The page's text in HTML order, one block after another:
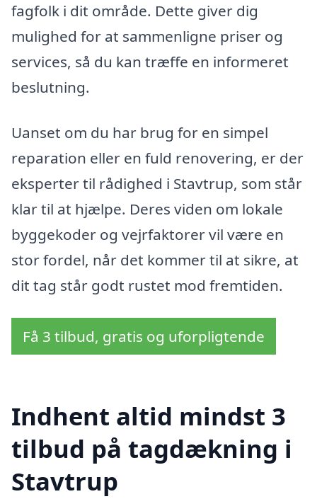
fagfolk i dit område. Dette giver dig
mulighed for at sammenligne priser og
services, så du kan træffe en informeret
beslutning.
Uanset om du har brug for en simpel
reparation eller en fuld renovering, er der
eksperter til rådighed i Stavtrup, som står
klar til at hjælpe. Deres viden om lokale
byggekoder og vejrfaktorer vil være en
stor fordel, når det kommer til at sikre, at
dit tag står godt rustet mod fremtiden.
Få 3 tilbud, gratis og uforpligtende
Indhent altid mindst 3
tilbud på tagdækning i
Stavtrup